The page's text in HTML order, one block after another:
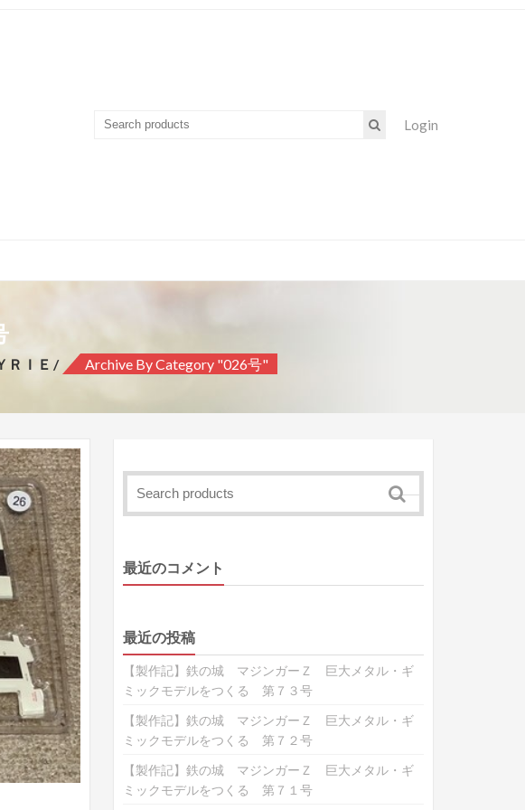
Login
ＩＥ Archive By Category "026号"
最近のコメント
最近の投稿
【製作記】鉄の城 マジンガーＺ 巨大メタル・ギ
ミックモデルをつくる 第７３号
【製作記】鉄の城 マジンガーＺ 巨大メタル・ギ
ミックモデルをつくる 第７２号
【製作記】鉄の城 マジンガーＺ 巨大メタル・ギ
ミックモデルをつくる 第７１号